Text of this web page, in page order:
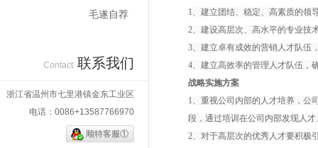
毛遂自荐
Contact 联系我们
浙江省温州市七里港镇金东工业区
电话：0086+13587766970
顺特客服①
1、建立团结、稳定、高素质的领
2、建设高层次、高水平的专业技
3、建立卓有成效的营销人才队伍
4、建立高效率的管理人才队伍，
战略实施方案
1、重视公司内部的人才培养，公
段，通过培训在公司内部发现人
2、对于高层次的优秀人才要积极